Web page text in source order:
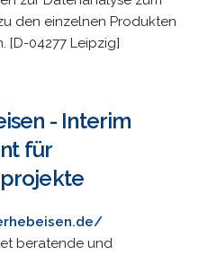
den einzelnen Produkten
[D-04277 Leipzig]
- Interim
für
beratende und